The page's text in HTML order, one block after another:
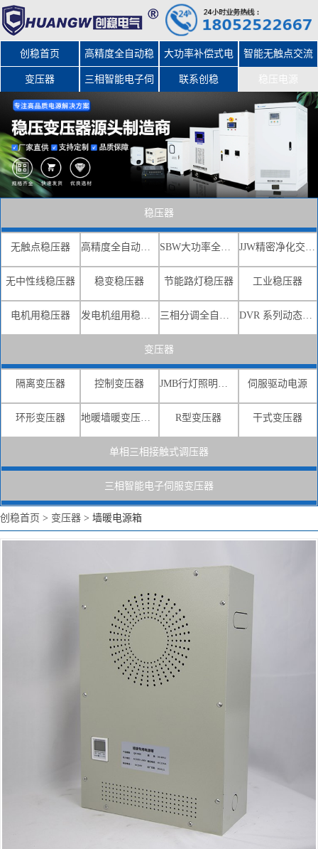
创稳首页 高精度全自动稳
压器
大功率补偿式电
力稳压器
智能无触点交流
变压器 三相智能电子伺 联系创稳
稳压器
无触点稳压器 高精度全自动交流稳压器 SBW大功率全自动补偿式电力稳压器 JJW精密净化交流稳压电源
无中性线稳压器 稳变稳压器 节能路灯稳压器 工业稳压器
电机用稳压器 发电机组用稳压器 三相分调全自动补偿式电力稳压器 DVR 系列动态电压恢复器
变压器
隔离变压器 控制变压器 JMB行灯照明变压器 伺服驱动电源
环形变压器 地暖墙暖变压器电源 R型变压器 干式变压器
单相三相接触式调压器
三相智能电子伺服变压器
创稳首页 > 变压器 > 墙暖电源箱